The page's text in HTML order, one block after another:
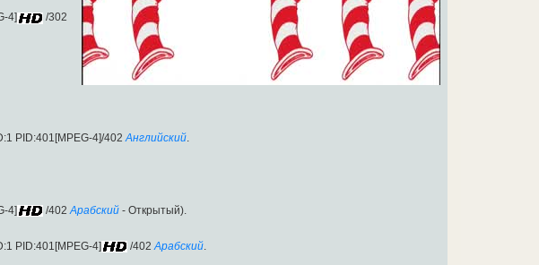
4]
/302
PID:401[MPEG-4]/402 Английский.
4] /402 Арабский - Открытый).
PID:401[MPEG-4] /402 Арабский.